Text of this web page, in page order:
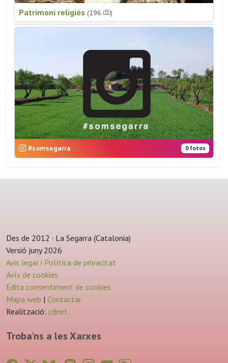
Patrimoni religiós (196 )
#somsegarra 0 fotos
Des de 2012 · La Segarra (Catalonia)
Versió juny 2026
Avis legal i Política de privacitat
Avís de cookies
Edita consentiment de cookies
Mapa web | Contactar
Realització: cdnet
Troba'ns a les Xarxes